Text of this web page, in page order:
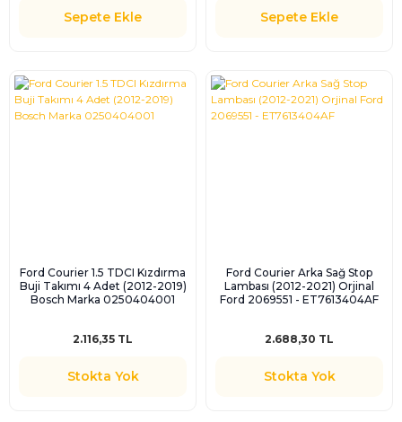
Sepete Ekle Sepete Ekle
Ford Courier 1.5 TDCI Kızdırma
Buji Takımı 4 Adet (2012-2019)
Bosch Marka 0250404001
2.116,35 TL
Stokta Yok
Ford Courier Arka Sağ Stop
Lambası (2012-2021) Orjinal
Ford 2069551 - ET7613404AF
2.688,30 TL
Stokta Yok